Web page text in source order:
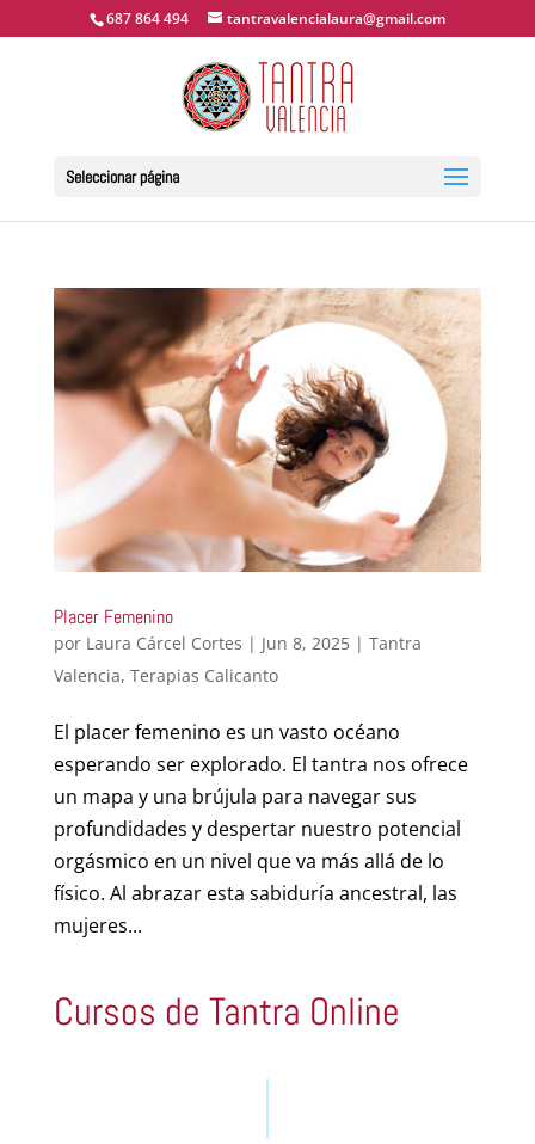
687 864 494 tantravalencialaura@gmail.com
Seleccionar página
Placer Femenino
por Laura Cárcel Cortes | Jun 8, 2025| Tantra
Valencia, Terapias Calicanto
El placer femenino es un vasto océano
esperando ser explorado. El tantra nos ofrece
un mapa y una brújula para navegar sus
profundidades y despertar nuestro potencial
orgásmico en un nivel que va más allá de lo
físico. Al abrazar esta sabiduría ancestral, las
mujeres...
Cursos de Tantra Online